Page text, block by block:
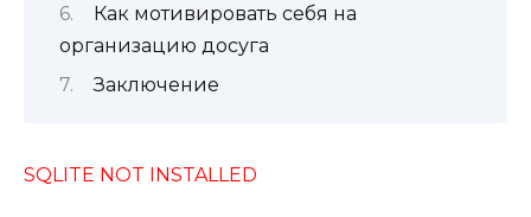
Как мотивировать себя на
организацию досуга
Заключение
SQLITE NOT INSTALLED